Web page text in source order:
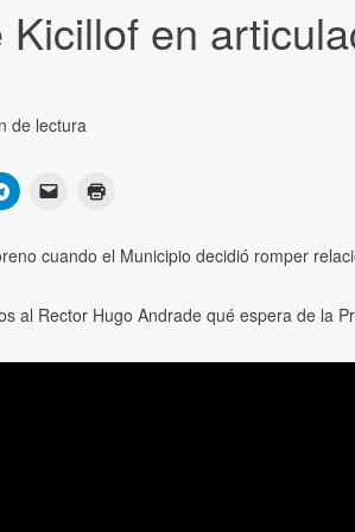
Kicillof en
de lectura
cuando el Municipio decidió romper
al Rector Hugo Andrade qué espera de la